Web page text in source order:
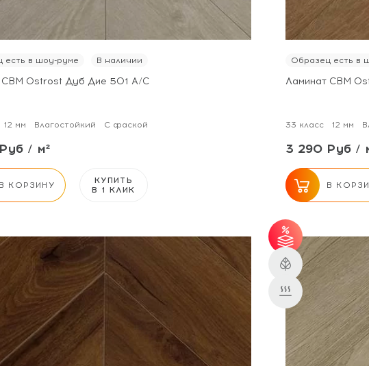
есть в шоу-руме В наличии
CBM Ostrost Дуб Дие 501 А/С
12 мм Влагостойкий С фаской
/ м²
В КОРЗИНУ
КУПИТЬ
В 1 КЛИК
Образец есть в
Ламинат CBM
33 класс 12 мм
3 290 Руб /
В
м² - скидка 3%;
м² - скидка 5%.
от 31 м² -
от 51 м² -